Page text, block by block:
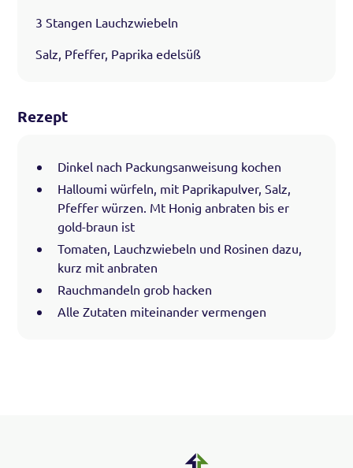
3 Stangen Lauchzwiebeln
Salz, Pfeffer, Paprika edelsüß
Rezept
Dinkel nach Packungsanweisung kochen
Halloumi würfeln, mit Paprikapulver, Salz,
Pfeffer würzen. Mt Honig anbraten bis er
gold-braun ist
Tomaten, Lauchzwiebeln und Rosinen dazu,
kurz mit anbraten
Rauchmandeln grob hacken
Alle Zutaten miteinander vermengen